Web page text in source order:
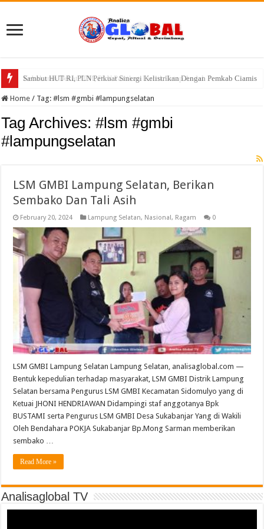
Sambut HUT RI, PLN Perkuat Sinergi Kelistrikan Dengan Pemkab Ciamis
Home / Tag:#lsm #gmbi #lampungselatan
Tag Archives:#lsm #gmbi
#lampungselatan
LSM GMBI Lampung Selatan, Berikan
Sembako Dan Tali Asih
February 20, 2024 Lampung Selatan, Nasional, Ragam 0
LSM GMBI Lampung Selatan Lampung Selatan, analisaglobal.com —
Bentuk kepedulian terhadap masyarakat, LSM GMBI Distrik Lampung
Selatan bersama Pengurus LSM GMBI Kecamatan Sidomulyo yang di
Ketuai JHONI HENDRIAWAN Didampingi staf anggotanya Bpk
BUSTAMI serta Pengurus LSM GMBI Desa Sukabanjar Yang di Wakili
Oleh Bendahara POKJA Sukabanjar Bp.Mong Sarman memberikan
sembako …
Read More »
Analisaglobal TV